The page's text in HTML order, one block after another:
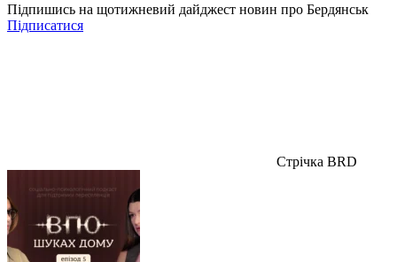
Підпишись на щотижневий дайджест новин про Бердянськ
Підписатися
Стрічка BRD